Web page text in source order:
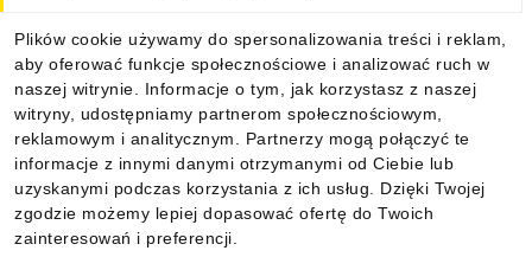
Plików cookie używamy do spersonalizowania treści i reklam,
aby oferować funkcje społecznościowe i analizować ruch w
naszej witrynie. Informacje o tym, jak korzystasz z naszej
witryny, udostępniamy partnerom społecznościowym,
reklamowym i analitycznym. Partnerzy mogą połączyć te
informacje z innymi danymi otrzymanymi od Ciebie lub
uzyskanymi podczas korzystania z ich usług. Dzięki Twojej
zgodzie możemy lepiej dopasować ofertę do Twoich
zainteresowań i preferencji.
Informacje
Pobierz naszą aplikację mobilną: